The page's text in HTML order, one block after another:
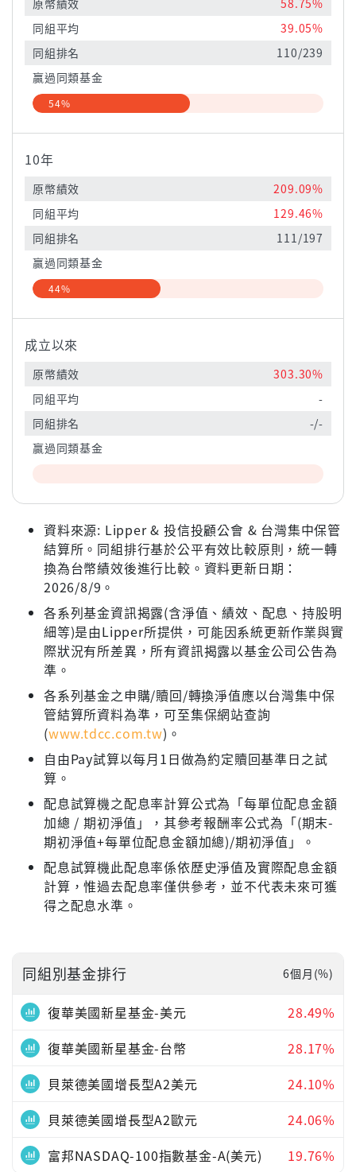
原幣績效
58.75%
同組平均
39.05%
同組排名
110/239
贏過同類基金
54%
10年
原幣績效
209.09%
同組平均
129.46%
同組排名
111/197
贏過同類基金
44%
成立以來
原幣績效
303.30%
同組平均
-
同組排名
-/-
贏過同類基金
資料來源: Lipper & 投信投顧公會 & 台灣集中保管
結算所。同組排行基於公平有效比較原則，統一轉
換為台幣績效後進行比較。資料更新日期：
2026/8/9。
各系列基金資訊揭露(含淨值、績效、配息、持股明
細等)是由Lipper所提供，可能因系統更新作業與實
際狀況有所差異，所有資訊揭露以基金公司公告為
準。
各系列基金之申購/贖回/轉換淨值應以台灣集中保
管結算所資料為準，可至集保網站查詢
(www.tdcc.com.tw)。
自由Pay試算以每月1日做為約定贖回基準日之試
算。
配息試算機之配息率計算公式為「每單位配息金額
加總 / 期初淨值」，其參考報酬率公式為「(期末-
期初淨值+每單位配息金額加總)/期初淨值」。
配息試算機此配息率係依歷史淨值及實際配息金額
計算，惟過去配息率僅供參考，並不代表未來可獲
得之配息水準。
同組別基金排行 6個月(%)
復華美國新星基金-美元
28.49%
復華美國新星基金-台幣
28.17%
貝萊德美國增長型A2美元
24.10%
貝萊德美國增長型A2歐元
24.06%
富邦NASDAQ-100指數基金-A(美元)
19.76%